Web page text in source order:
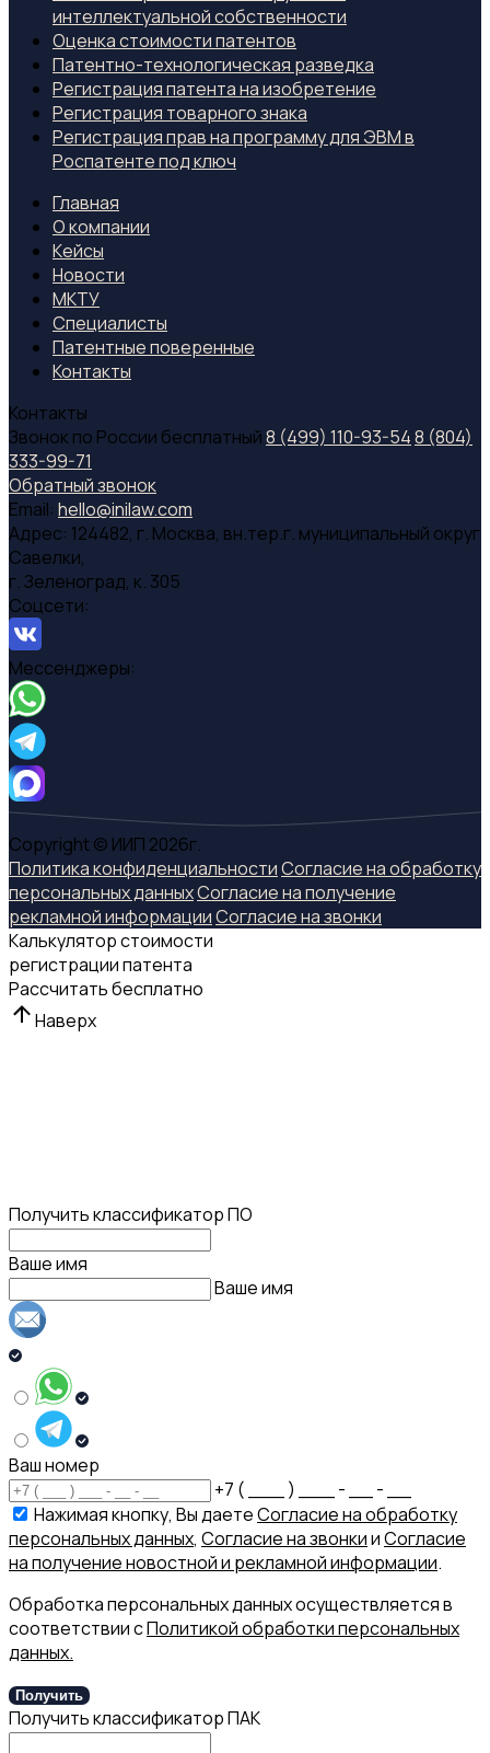
интеллектуальной собственности
Оценка стоимости патентов
Патентно-технологическая разведка
Регистрация патента на изобретение
Регистрация товарного знака
Регистрация прав на программу для ЭВМ в
Роспатенте под ключ
Главная
О компании
Кейсы
Новости
МКТУ
Специалиcты
Патентные поверенные
Контакты
Контакты
Звонок по России бесплатный8 (499) 110-93-548 (804)
333-99-71
Обратный звонок
Email: hello@inilaw.com
Адрес: 124482, г. Москва, вн.тер.г. муниципальный округ
Савелки,
г. Зеленоград, к. 305
Соцсети:
Мессенджеры:
Copyright © ИИП 2026г.
Политика конфиденциальностиСогласие на обработку
персональных данныхСогласие на получение
рекламной информацииСогласие на звонки
Калькулятор стоимости
регистрации патента
Рассчитать бесплатно
Наверх
Получить классификатор ПО
Ваше имя
Ваше имя
Ваш номер
+7 ( ___ ) ___ - __ - __
Нажимая кнопку, Вы даетеСогласие на обработку
персональных данных, Согласие на звонкииСогласие
на получение новостной и рекламной информации.
Обработка персональных данных осуществляется в
соответствии сПолитикой обработки персональных
данных.
Получить
Получить классификатор ПАК